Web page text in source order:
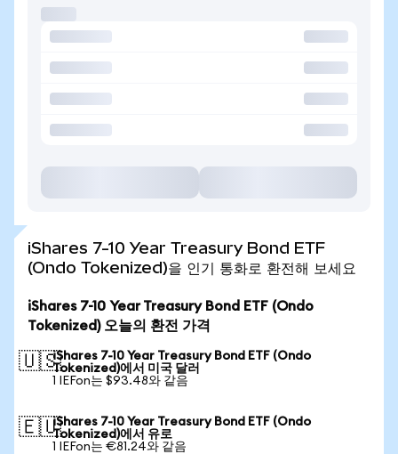
iShares 7-10 Year Treasury Bond ETF
(Ondo Tokenized)을 인기 통화로 환전해 보세요
iShares 7-10 Year Treasury Bond ETF (Ondo
Tokenized) 오늘의 환전 가격
🇺🇸iShares 7-10 Year Treasury Bond ETF (Ondo
Tokenized)에서 미국 달러
1 IEFon는 $93.48와 같음
🇪🇺iShares 7-10 Year Treasury Bond ETF (Ondo
Tokenized)에서 유로
1 IEFon는 €81.24와 같음